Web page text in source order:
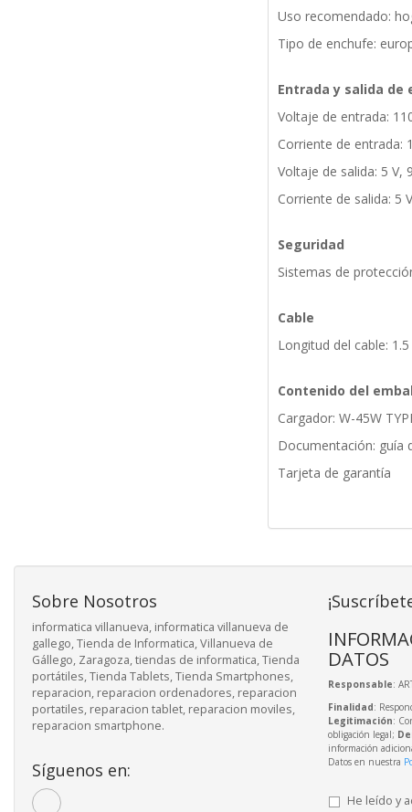
Uso recomendado:
Tipo de enchufe:
Entrada y salida de
Voltaje de entrada:
Corriente de entrada:
Voltaje de salida: 5 V,
Corriente de salida: 5
Seguridad
Sistemas de
Cable
Longitud del cable:
Contenido del
Cargador: W-45W
Documentación: guía
Tarjeta de garantía
Sobre Nosotros
informatica villanueva, informatica villanueva de
gallego, Tienda de Informatica, Villanueva de
Gállego, Zaragoza, tiendas de informatica, Tienda
portátiles, Tienda Tablets, Tienda Smartphones,
reparacion, reparacion ordenadores, reparacion
portatiles, reparacion tablet, reparacion moviles,
reparacion smartphone.
Síguenos en:
DATOS
Responsable:
Finalidad:
Legitimación:
obligación legal;
información
Datos en nuestra
He leído y